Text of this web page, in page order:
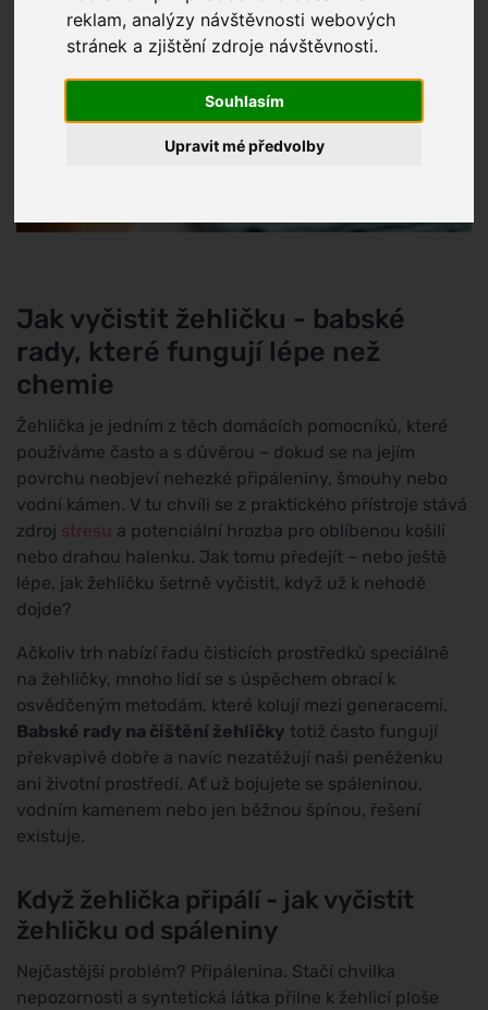
reklam, analýzy návštěvnosti webových
stránek a zjištění zdroje návštěvnosti.
Souhlasím
Upravit mé předvolby
Jak vyčistit žehličku - babské
rady, které fungují lépe než
chemie
Žehlička je jedním z těch domácích pomocníků, které
používáme často a s důvěrou – dokud se na jejím
povrchu neobjeví nehezké připáleniny, šmouhy nebo
vodní kámen. V tu chvíli se z praktického přístroje stává
zdroj stresu a potenciální hrozba pro oblíbenou košili
nebo drahou halenku. Jak tomu předejít – nebo ještě
lépe, jak žehličku šetrně vyčistit, když už k nehodě
dojde?
Ačkoliv trh nabízí řadu čisticích prostředků speciálně
na žehličky, mnoho lidí se s úspěchem obrací k
osvědčeným metodám, které kolují mezi generacemi.
Babské rady na čištění žehličky totiž často fungují
překvapivě dobře a navíc nezatěžují naši peněženku
ani životní prostředí. Ať už bojujete se spáleninou,
vodním kamenem nebo jen běžnou špínou, řešení
existuje.
Když žehlička připálí - jak vyčistit
žehličku od spáleniny
Nejčastější problém? Připálenina. Stačí chvilka
nepozornosti a syntetická látka přilne k žehlicí ploše